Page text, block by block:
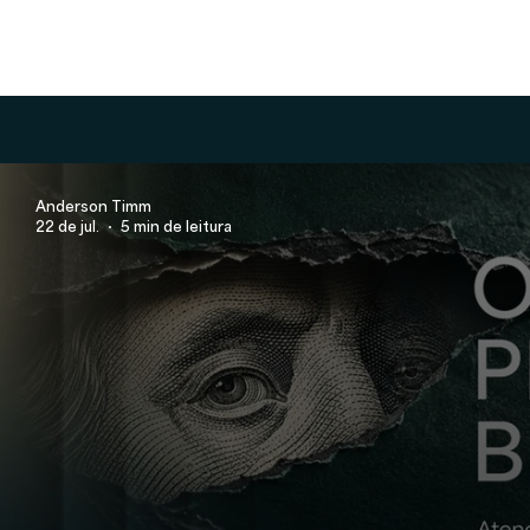
Anderson Timm
22 de jul.
5 min de leitura